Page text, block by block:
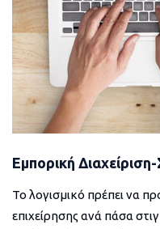
Εμπορική
Το λογισμικό πρέπει να
επιχείρησης ανά πάσα